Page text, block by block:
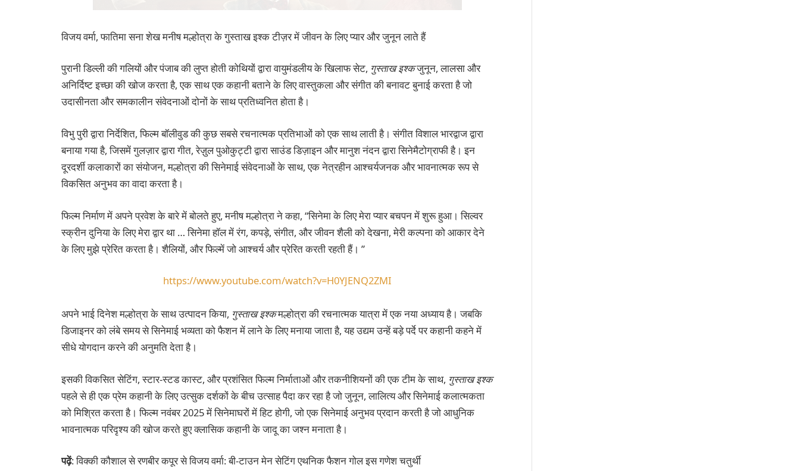
विजय वर्मा, फातिमा सना शेख मनीष मल्होत्रा ​​के गुस्ताख इश्क टीज़र में जीवन के लिए प्यार और जुनून लाते हैं
पुरानी डिल्ली की गलियों और पंजाब की लुप्त होती कोथियों द्वारा वायुमंडलीय के खिलाफ सेट, गुस्ताख इश्कजुनून, लालसा और
अनिर्दिष्ट इच्छा की खोज करता है, एक साथ एक कहानी बताने के लिए वास्तुकला और संगीत की बनावट बुनाई करता है जो
उदासीनता और समकालीन संवेदनाओं दोनों के साथ प्रतिध्वनित होता है।
विभु पुरी द्वारा निर्देशित, फिल्म बॉलीवुड की कुछ सबसे रचनात्मक प्रतिभाओं को एक साथ लाती है। संगीत विशाल भारद्वाज द्वारा
बनाया गया है, जिसमें गुलज़ार द्वारा गीत, रेज़ुल पुओकुट्टी द्वारा साउंड डिज़ाइन और मानुश नंदन द्वारा सिनेमैटोग्राफी है। इन
दूरदर्शी कलाकारों का संयोजन, मल्होत्रा ​​की सिनेमाई संवेदनाओं के साथ, एक नेत्रहीन आश्चर्यजनक और भावनात्मक रूप से
विकसित अनुभव का वादा करता है।
फिल्म निर्माण में अपने प्रवेश के बारे में बोलते हुए, मनीष मल्होत्रा ​​ने कहा, “सिनेमा के लिए मेरा प्यार बचपन में शुरू हुआ। सिल्वर
स्क्रीन दुनिया के लिए मेरा द्वार था … सिनेमा हॉल में रंग, कपड़े, संगीत, और जीवन शैली को देखना, मेरी कल्पना को आकार देने
के लिए मुझे प्रेरित करता है। शैलियों, और फिल्में जो आश्चर्य और प्रेरित करती रहती हैं। ”
https://www.youtube.com/watch?v=H0YJENQ2ZMI
अपने भाई दिनेश मल्होत्रा ​​के साथ उत्पादन किया, गुस्ताख इश्कमल्होत्रा ​​की रचनात्मक यात्रा में एक नया अध्याय है। जबकि
डिजाइनर को लंबे समय से सिनेमाई भव्यता को फैशन में लाने के लिए मनाया जाता है, यह उद्यम उन्हें बड़े पर्दे पर कहानी कहने में
सीधे योगदान करने की अनुमति देता है।
इसकी विकसित सेटिंग, स्टार-स्टड कास्ट, और प्रशंसित फिल्म निर्माताओं और तकनीशियनों की एक टीम के साथ, गुस्ताख इश्क
पहले से ही एक प्रेम कहानी के लिए उत्सुक दर्शकों के बीच उत्साह पैदा कर रहा है जो जुनून, लालित्य और सिनेमाई कलात्मकता
को मिश्रित करता है। फिल्म नवंबर 2025 में सिनेमाघरों में हिट होगी, जो एक सिनेमाई अनुभव प्रदान करती है जो आधुनिक
भावनात्मक परिदृश्य की खोज करते हुए क्लासिक कहानी के जादू का जश्न मनाता है।
पढ़ें: विक्की कौशाल से रणबीर कपूर से विजय वर्मा: बी-टाउन मेन सेटिंग एथनिक फैशन गोल इस गणेश चतुर्थी